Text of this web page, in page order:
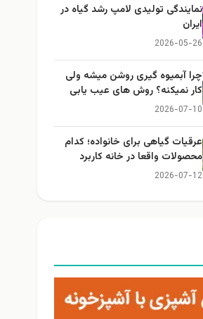
نمایندگی تولیدی لامپ رشد گیاه در
ایران
2026-05-26
چرا آبمیوه گیری روشن میشه ولی
کار نمیکنه؟ روش های عیب یابی
2026-07-10
عرقیات گیاهی برای خانواده؛ کدام
محصولات واقعا در خانه کاربرد
دارند؟
2026-07-12